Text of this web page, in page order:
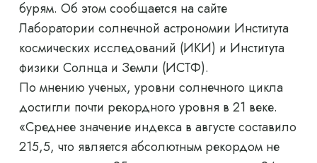
бурям. Об этом сообщается на сайте
Лаборатории солнечной астрономии Института
космических исследований (ИКИ) и Института
физики Солнца и Земли (ИСТФ).
По мнению ученых, уровни солнечного цикла
достигли почти рекордного уровня в 21 веке.
«Среднее значение индекса в августе составило
215,5, что является абсолютным рекордом не